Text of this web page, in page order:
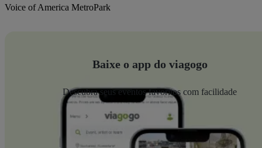
Voice of America MetroPark
Baixe o app do viagogo
Descubra seus eventos favoritos com facilidade